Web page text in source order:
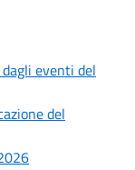
eventi del
del